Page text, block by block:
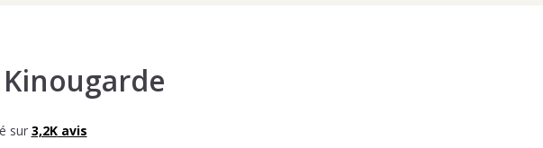
sur 3,2Kavis